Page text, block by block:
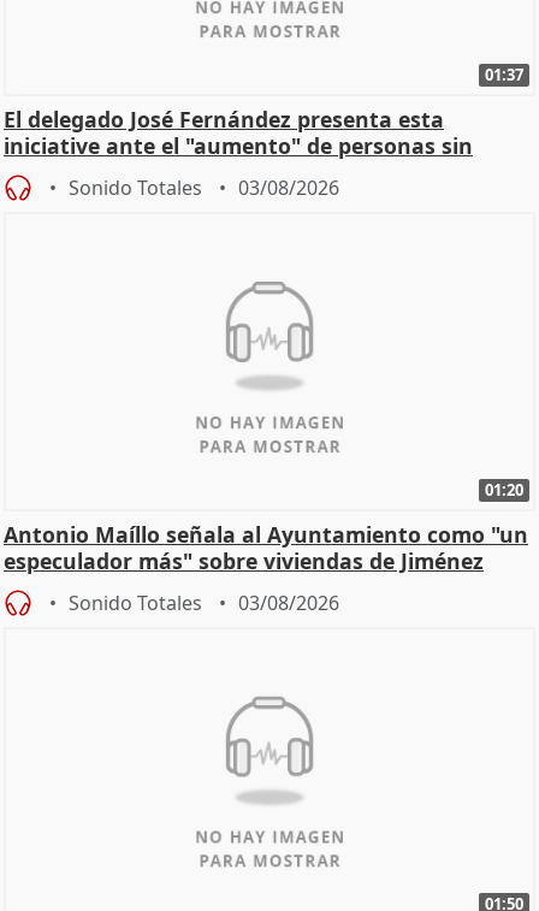
01:37
El delegado José Fernández presenta esta
iniciative ante el "aumento" de personas sin
hogar en Madri
Sonido Totales 03/08/2026
01:20
Antonio Maíllo señala al Ayuntamiento como "un
especulador más" sobre viviendas de Jiménez
Becerril
Sonido Totales 03/08/2026
01:50